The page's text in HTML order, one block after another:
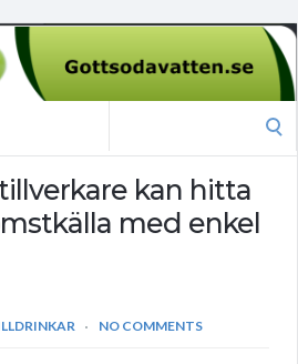
kan hitta
med enkel
NO COMMENTS